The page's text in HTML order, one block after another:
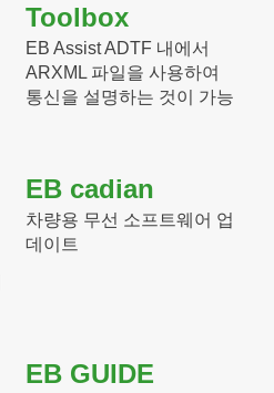
Toolbox
EB Assist ADTF 내에서
ARXML 파일을 사용하여
통신을 설명하는 것이 가능
EB cadian
차량용 무선 소프트웨어 업
데이트
EB GUIDE